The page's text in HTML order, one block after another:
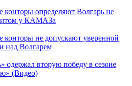
конторы определяют Волгарь не
у КАМАЗа
конторы не допускают уверенной
над Волгарем
одержал вторую победу в сезоне
(Видео)